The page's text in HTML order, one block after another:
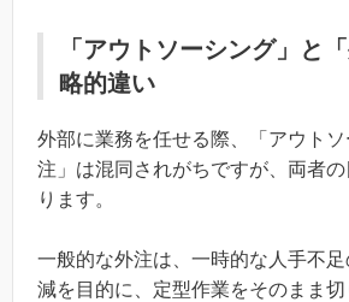
「アウトソーシング」と
略的違い
外部に業務を任せる際、「アウト
注」は混同されがちですが、両者
ります。
一般的な外注は、一時的な人手不足
減を目的に、定型作業をそのまま切